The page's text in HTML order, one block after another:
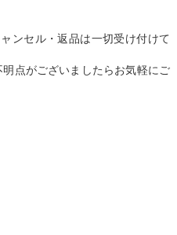
ンセル・返品は一切受け付けて
点がございましたらお気軽にご